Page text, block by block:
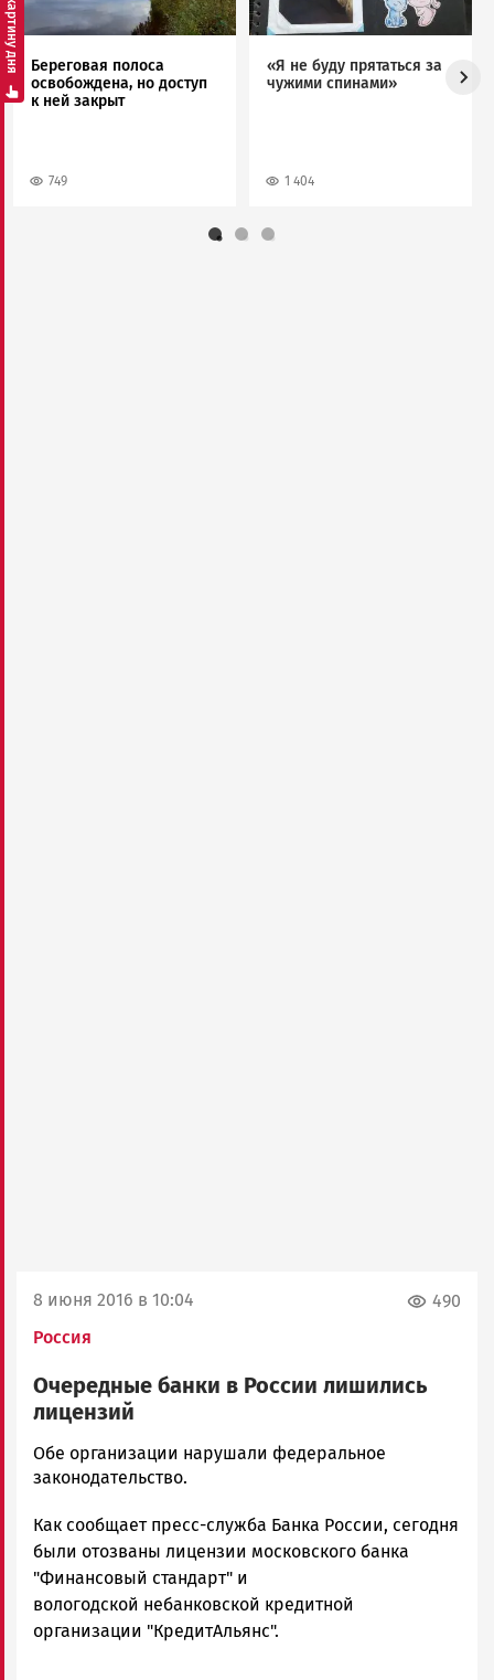
Береговая полоса
освобождена, но доступ
к ней закрыт
749
«Я не буду прятаться за
чужими спинами»
1 404
8 июня 2016 в 10:04
Россия
490
Очередные банки в России лишились
лицензий
Корректор
Новости
и
Карелии
|
Петрозаводск
ГОВОРИТ
Обе организации нарушали федеральное
законодательство.
Как сообщает пресс-служба Банка России, сегодня
были отозваны лицензии московского банка
"Финансовый стандарт" и
вологодской небанковской кредитной
организации "КредитАльянс".